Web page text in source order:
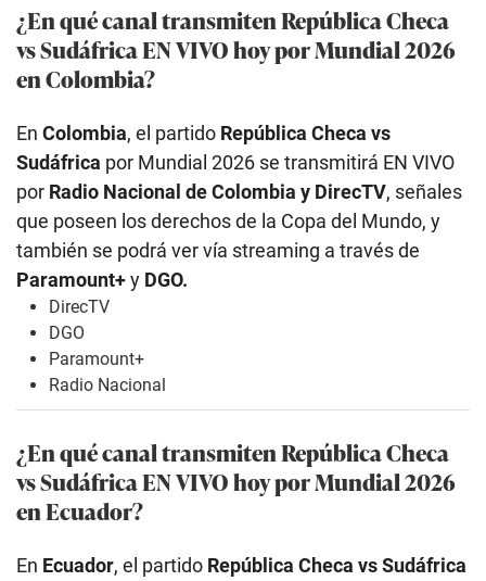
¿En qué canal transmiten República Checa
vs Sudáfrica EN VIVO hoy por Mundial 2026
en Colombia?
En Colombia, el partido República Checa vs
Sudáfrica por Mundial 2026 se transmitirá EN VIVO
por Radio Nacional de Colombia y DirecTV, señales
que poseen los derechos de la Copa del Mundo, y
también se podrá ver vía streaming a través de
Paramount+y DGO.
DirecTV
DGO
Paramount+
Radio Nacional
¿En qué canal transmiten República Checa
vs Sudáfrica EN VIVO hoy por Mundial 2026
en Ecuador?
En Ecuador, el partido República Checa vs Sudáfrica